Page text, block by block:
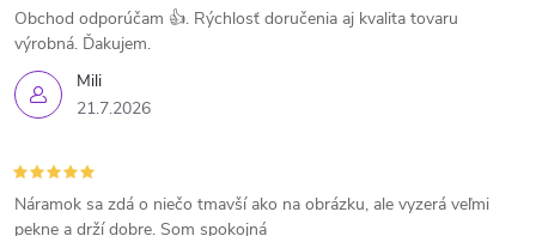
Mili
21.7.2026
Obchod odporúčam 👍. Rýchlosť doručenia aj kvalita tovaru
výrobná. Ďakujem.
Náramok sa zdá o niečo tmavší ako na obrázku, ale vyzerá veľmi
pekne a drží dobre. Som spokojná